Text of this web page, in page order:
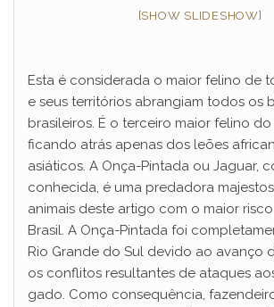
[SHOW SLIDESHOW]
Esta é considerada o maior felino de
e seus territórios abrangiam todos os
brasileiros. É o terceiro maior felino
ficando atrás apenas dos leões
asiáticos. A Onça-Pintada ou Jaguar,
conhecida, é uma predadora
animais deste artigo com o maior
Brasil. A Onça-Pintada foi
Rio Grande do Sul devido ao avanço
os conflitos resultantes de ataques
gado. Como consequência,